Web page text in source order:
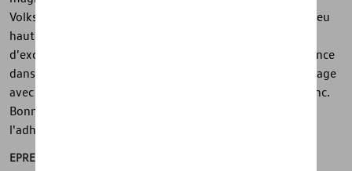
Volkswagen. La roue d'hiver complète est équipée du pneu
haute performance "Bridgestone Blizzak LM-005" avec
d'excellentes caractéristiques de conduite et une adhérence
dans presque toutes les situations de conduite. Assemblage
avec masses d'équilibrage écologiques sans plomb en zinc.
Bonne classe d'étiquetage des pneus de l'UE pour
l'adhérence sur sol mouillé.
EPREL